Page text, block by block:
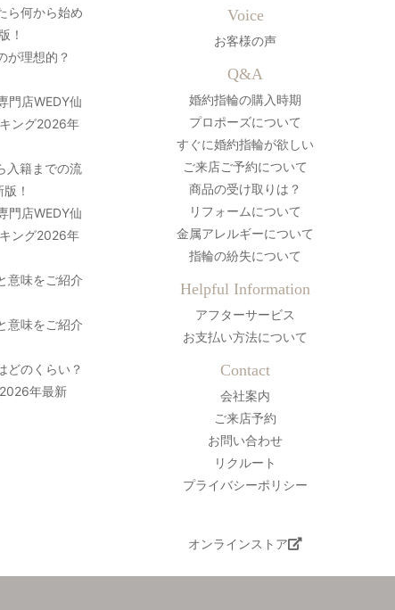
ら何から始め
！
が理想的？
門店WEDY仙
ング2026年
入籍までの流
！
門店WEDY仙
ング2026年
意味をご紹介
意味をご紹介
どのくらい？
年最新
Voice
お客様の声
Q&A
婚約指輪の購入時期
プロポーズについて
すぐに婚約指輪が欲しい
ご来店ご予約について
商品の受け取りは？
リフォームについて
金属アレルギーについて
指輪の紛失について
Helpful Information
アフターサービス
お支払い方法について
Contact
会社案内
ご来店予約
お問い合わせ
リクルート
プライバシーポリシー
オンラインストア